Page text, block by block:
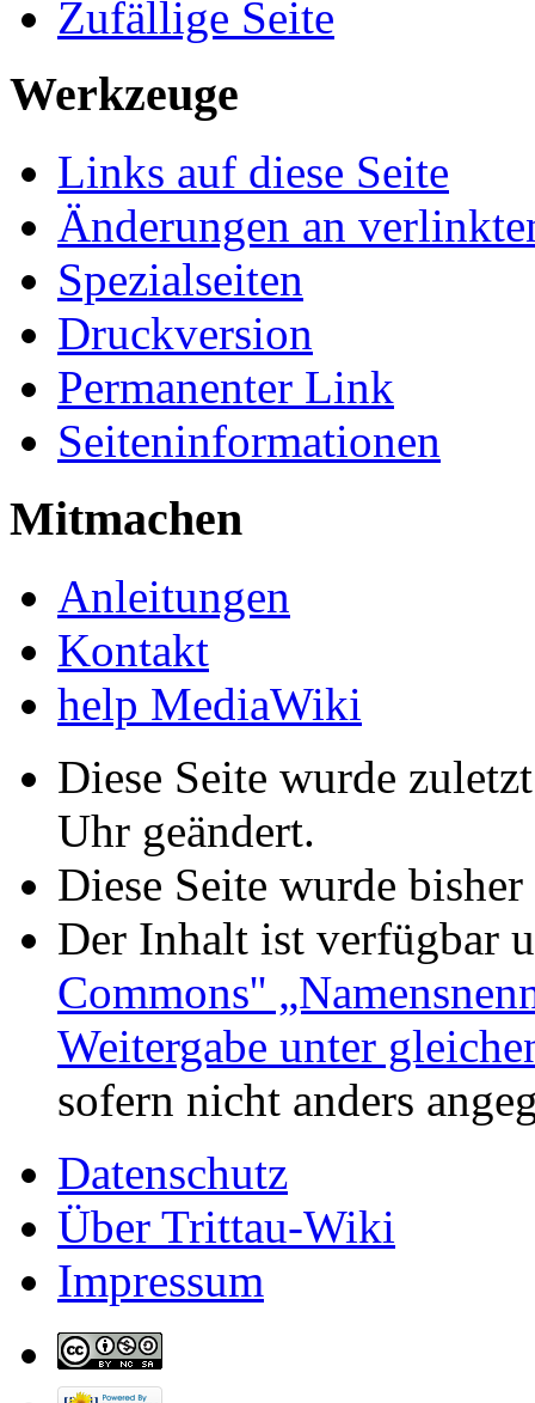
Zufällige Seite
Werkzeuge
Links auf diese Seite
Änderungen an
Spezialseiten
Druckversion
Permanenter Link
Seiteninformationen
Mitmachen
Anleitungen
Kontakt
help MediaWiki
Diese Seite wurde
Uhr geändert.
Diese Seite wurde
Der Inhalt ist verfügbar
Commons''
Weitergabe unter
sofern nicht anders
Datenschutz
Über Trittau-Wiki
Impressum